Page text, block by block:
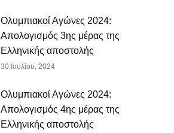
Ολυμπιακοί Αγώνες 2024:
Απολογισμός 3ης μέρας της
Ελληνικής αποστολής
30 Ιουλίου, 2024
Ολυμπιακοί Αγώνες 2024:
Απολογισμός 4ης μέρας της
Ελληνικής αποστολής